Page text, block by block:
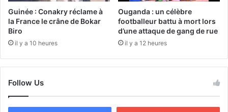
Guinée : Conakry réclame à
la France le crâne de Bokar
Biro
il y a 10 heures
Ouganda : un célèbre
footballeur battu à mort lors
d’une attaque de gang de rue
il y a 12 heures
Follow Us